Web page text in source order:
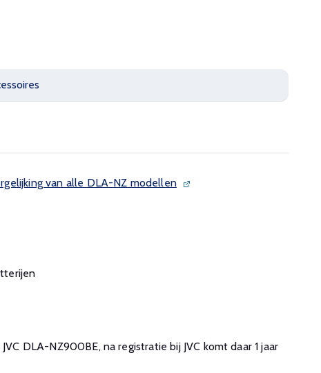
van alle DLA-NZ modellen
DLA-NZ900BE, na registratie bij JVC komt daar 1 jaar